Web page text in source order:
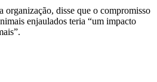
organização, disse que o compromisso
enjaulados teria “um impacto